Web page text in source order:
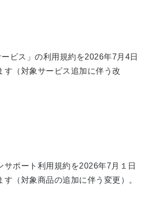
ービス」の利用規約を2026年7月4日
す（対象サービス追加に伴う改
サポート利用規約を2026年7月１日
す（対象商品の追加に伴う変更）。